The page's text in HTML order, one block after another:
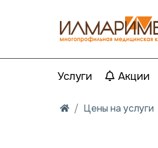
Услуги Акции
Цены на услуги